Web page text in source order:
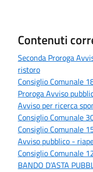
Contenuti
Seconda Proroga
ristoro
Consiglio Comunale
Proroga Avviso
Avviso per ricerca
Consiglio Comunale
Consiglio Comunale
Avviso pubblico -
Consiglio Comunale
BANDO D’ASTA